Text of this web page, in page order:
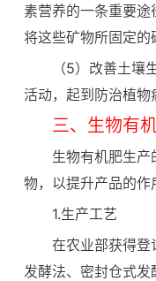
素营养的一条重要
将这些矿物所固定的
（5）改善土
活动，起到防治植物
三、生物有
生物有机肥生
物，以提升产品的作
1.生产工艺
在农业部获得登
发酵法、密封仓式